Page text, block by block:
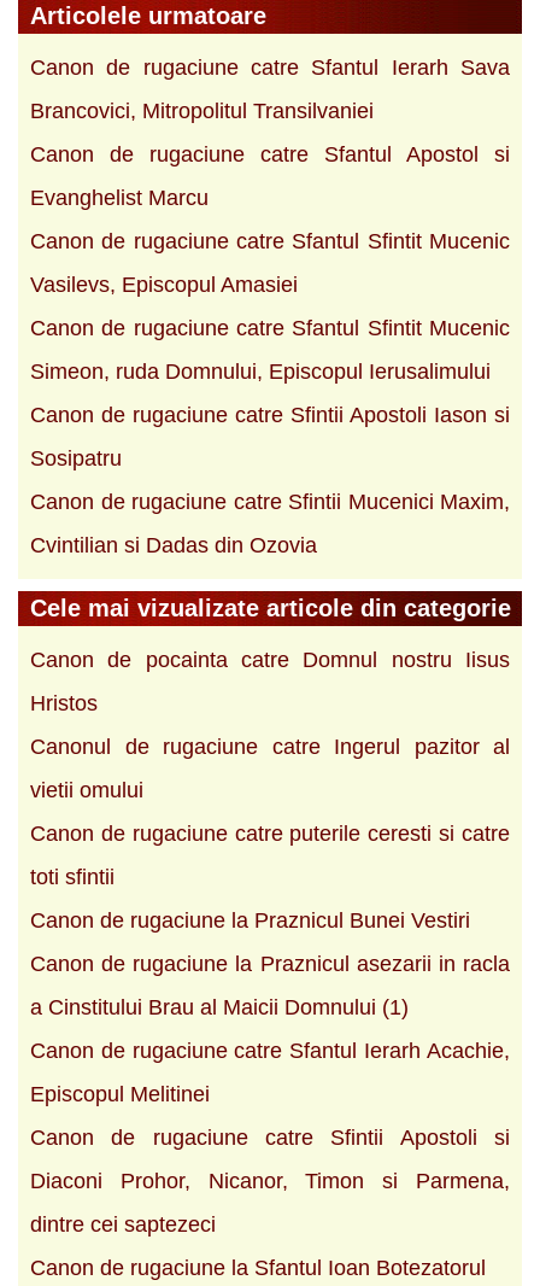
Articolele urmatoare
Canon de rugaciune catre Sfantul Ierarh Sava
Brancovici, Mitropolitul Transilvaniei
Canon de rugaciune catre Sfantul Apostol si
Evanghelist Marcu
Canon de rugaciune catre Sfantul Sfintit Mucenic
Vasilevs, Episcopul Amasiei
Canon de rugaciune catre Sfantul Sfintit Mucenic
Simeon, ruda Domnului, Episcopul Ierusalimului
Canon de rugaciune catre Sfintii Apostoli Iason si
Sosipatru
Canon de rugaciune catre Sfintii Mucenici Maxim,
Cvintilian si Dadas din Ozovia
Cele mai vizualizate articole din categorie
Canon de pocainta catre Domnul nostru Iisus
Hristos
Canonul de rugaciune catre Ingerul pazitor al
vietii omului
Canon de rugaciune catre puterile ceresti si catre
toti sfintii
Canon de rugaciune la Praznicul Bunei Vestiri
Canon de rugaciune la Praznicul asezarii in racla
a Cinstitului Brau al Maicii Domnului (1)
Canon de rugaciune catre Sfantul Ierarh Acachie,
Episcopul Melitinei
Canon de rugaciune catre Sfintii Apostoli si
Diaconi Prohor, Nicanor, Timon si Parmena,
dintre cei saptezeci
Canon de rugaciune la Sfantul Ioan Botezatorul